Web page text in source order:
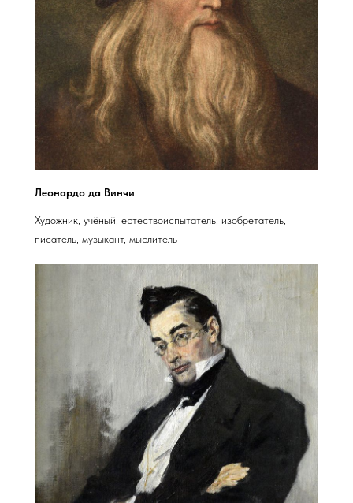
Леонардо да Винчи
Художник, учёный, естествоиспытатель, изобретатель,
писатель, музыкант, мыслитель